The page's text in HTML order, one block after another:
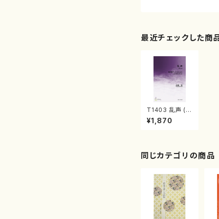
最近チェックした商
T1403 乱声 (V
c solo/高橋裕/
楽譜)
¥1,870
同じカテゴリの商品